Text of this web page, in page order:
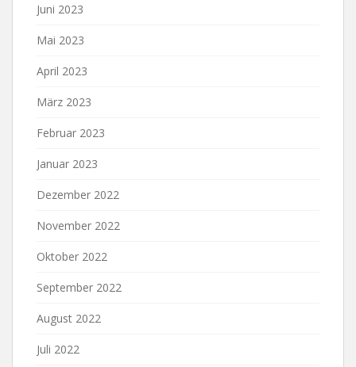
Juni 2023
Mai 2023
April 2023
März 2023
Februar 2023
Januar 2023
Dezember 2022
November 2022
Oktober 2022
September 2022
August 2022
Juli 2022